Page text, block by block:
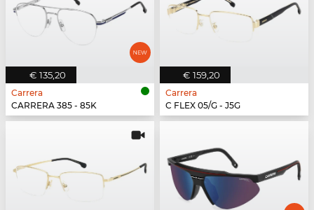
€ 135,20
Carrera
CARRERA 385 - 85K
€ 159,20
Carrera
C FLEX 05/G - J5G